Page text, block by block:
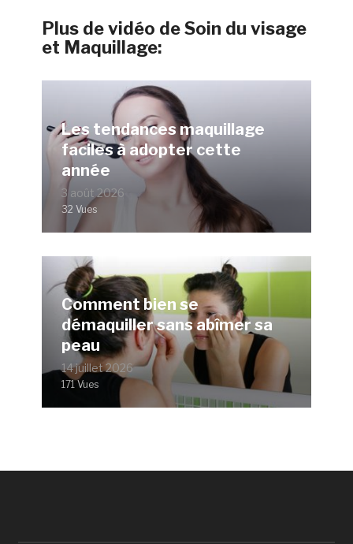
Plus de vidéo de Soin du visage
et Maquillage:
Les tendances maquillage
faciles à adopter cette
année
3 août 2026
32 Vues
Comment bien se
démaquiller sans abîmer sa
peau
14 juillet 2026
171 Vues